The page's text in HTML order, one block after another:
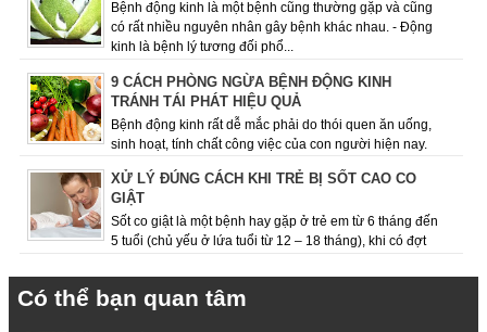
Bệnh động kinh là một bệnh cũng thường gặp và cũng
có rất nhiều nguyên nhân gây bệnh khác nhau. - Động
kinh là bệnh lý tương đối phổ...
9 CÁCH PHÒNG NGỪA BỆNH ĐỘNG KINH
TRÁNH TÁI PHÁT HIỆU QUẢ
Bệnh động kinh rất dễ mắc phải do thói quen ăn uống,
sinh hoạt, tính chất công việc của con người hiện nay.
XỬ LÝ ĐÚNG CÁCH KHI TRẺ BỊ SỐT CAO CO
GIẬT
Sốt co giật là một bệnh hay gặp ở trẻ em từ 6 tháng đến
5 tuổi (chủ yếu ở lứa tuổi từ 12 – 18 tháng), khi có đợt
Có thể bạn quan tâm